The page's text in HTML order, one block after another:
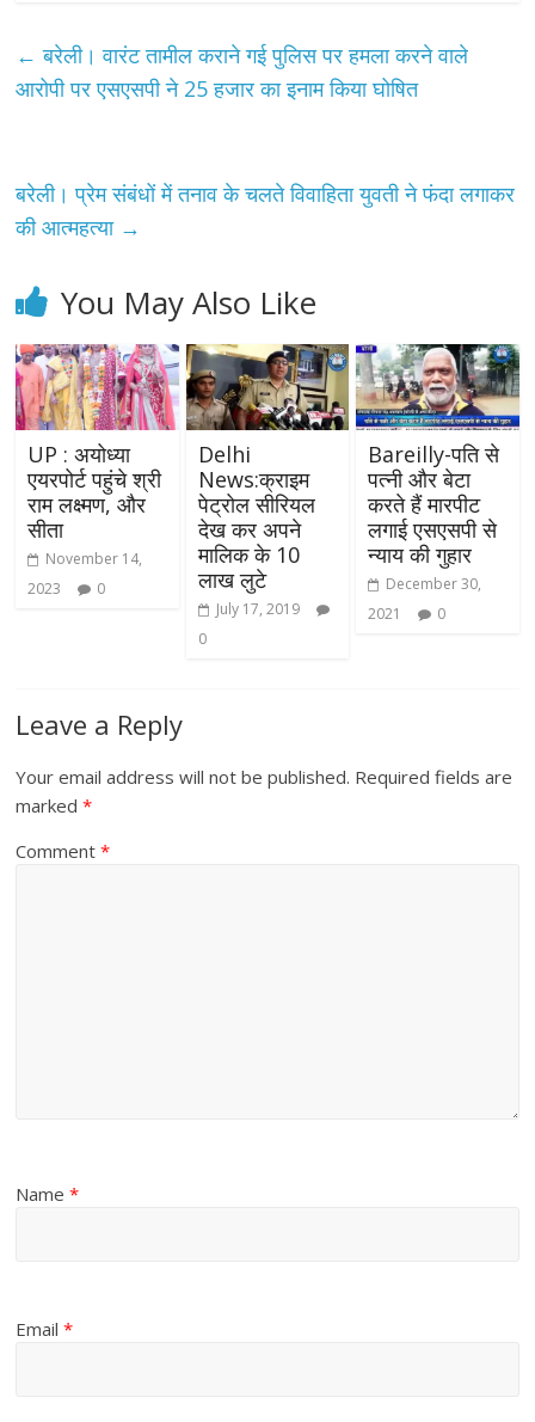
← बरेली। वारंट तामील कराने गई पुलिस पर हमला करने वाले
आरोपी पर एसएसपी ने 25 हजार का इनाम किया घोषित
बरेली। प्रेम संबंधों में तनाव के चलते विवाहिता युवती ने फंदा लगाकर
की आत्महत्या →
You May Also Like
UP : अयोध्या
एयरपोर्ट पहुंचे श्री
राम लक्ष्मण, और
सीता
November 14,
2023
0
Delhi
News:क्राइम
पेट्रोल सीरियल
देख कर अपने
मालिक के 10
लाख लुटे
July 17, 2019
0
Bareilly-पति से
पत्नी और बेटा
करते हैं मारपीट
लगाई एसएसपी से
न्याय की गुहार
December 30,
2021
0
Leave a Reply
Your email address will not be published. Required fields are
marked*
Comment*
Name*
Email*